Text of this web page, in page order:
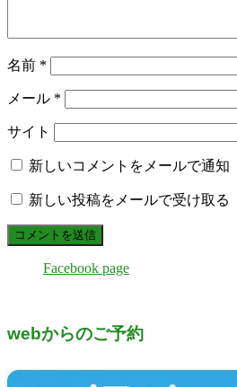
名前 *
メール *
サイト
新しいコメントをメールで通知
新しい投稿をメールで受け取る
Facebook page
webからのご予約